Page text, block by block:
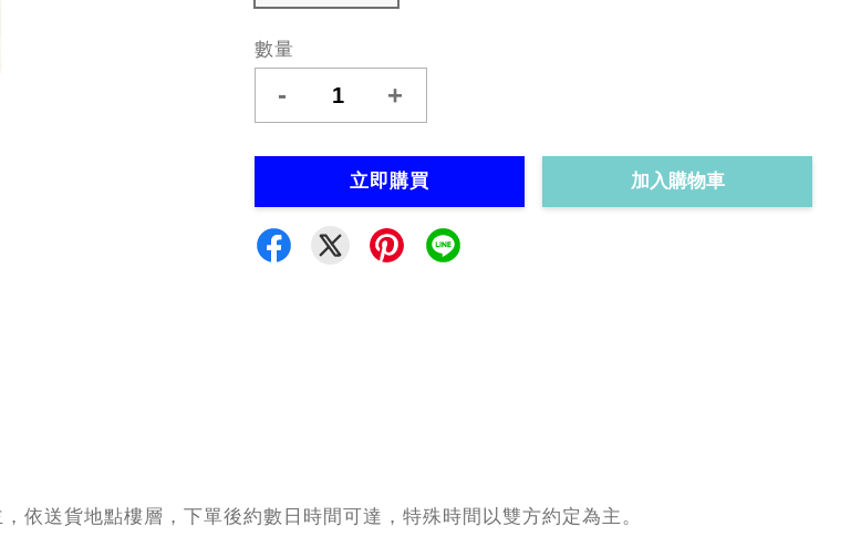
數量
- +
立即購買 加入購物車
依送貨地點樓層，下單後約數日時間可達，特殊時間以雙方約定為主。